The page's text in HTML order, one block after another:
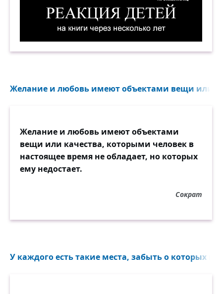
Желание и любовь имеют объектами вещи или
Желание и любовь имеют объектами
вещи или качества, которыми человек в
настоящее время не обладает, но которых
ему недостает.
Сократ
У каждого есть такие места, забыть о которых